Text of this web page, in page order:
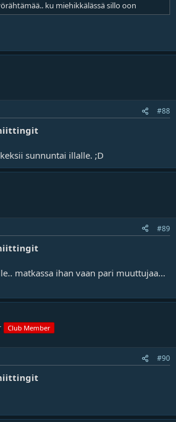
ku miehikkälässä sillo oon
#88
sunnuntai illalle. ;D
#89
matkassa ihan vaan pari muuttujaa...
Club Member
#90